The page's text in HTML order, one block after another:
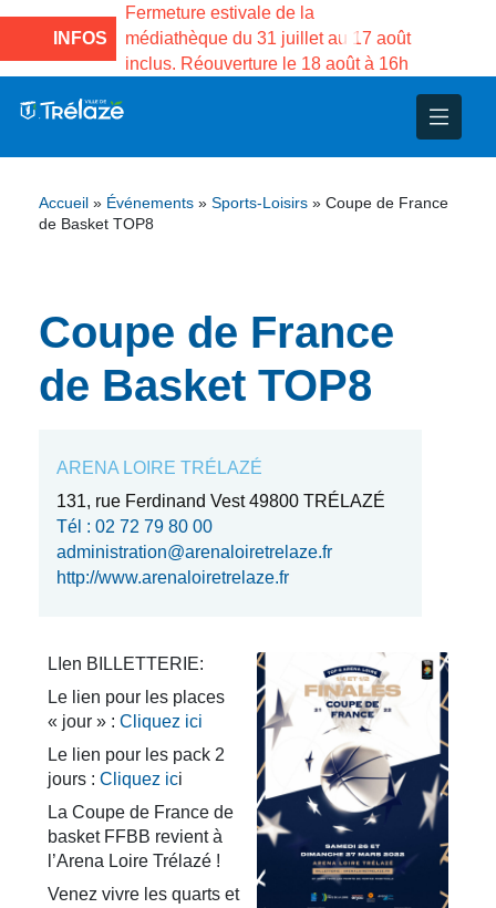
INFOS
la Maison des
de Gama du
Fermeture estivale de la
médiathèque du 31 juillet au 17 août
inclus. Réouverture le 18 août à 16h
Projets
– Jumelage
Accueil » Événements » Sports-Loisirs » Coupe de France
de Basket TOP8
Coupe de France
de Basket TOP8
ARENA LOIRE TRÉLAZÉ
131, rue Ferdinand Vest 49800 TRÉLAZÉ
Tél : 02 72 79 80 00
administration@arenaloiretrelaze.fr
http://www.arenaloiretrelaze.fr
LIen BILLETTERIE:
Le lien pour les places
« jour » : Cliquez ici
Le lien pour les pack 2
jours : Cliquez ici
La Coupe de France de
basket FFBB revient à
l’Arena Loire Trélazé !
Venez vivre les quarts et